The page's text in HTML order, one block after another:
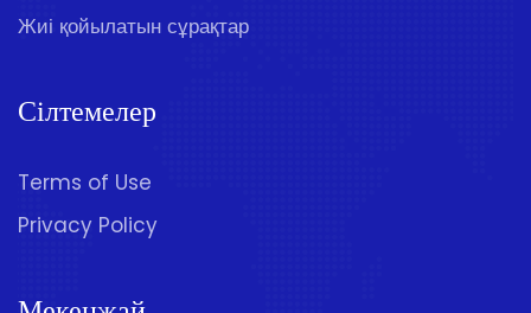
Жиі қойылатын сұрақтар
Сілтемелер
Terms of Use
Privacy Policy